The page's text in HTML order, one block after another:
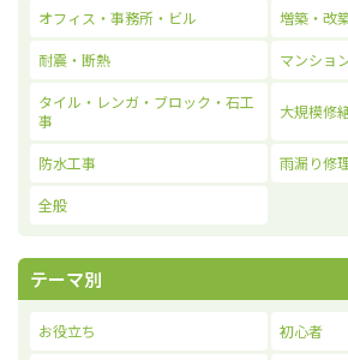
オフィス・事務所・ビル 増築・改
耐震・断熱 マンショ
タイル・レンガ・ブロック・石工
事
大規模修
防水工事 雨漏り修
全般
テーマ別
お役立ち 初心者